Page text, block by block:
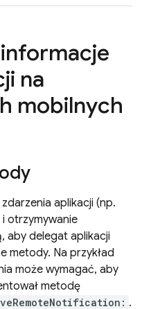
na
mobilnych
aplikacji (np.
otrzymywanie
aby delegat aplikacji
metody. Na przykład
może wymagać, aby
metodę
.